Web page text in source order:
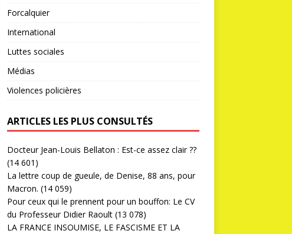
Forcalquier
International
Luttes sociales
Médias
Violences policières
ARTICLES LES PLUS CONSULTÉS
Docteur Jean-Louis Bellaton : Est-ce assez clair ??
(14 601)
La lettre coup de gueule, de Denise, 88 ans, pour
Macron. (14 059)
Pour ceux qui le prennent pour un bouffon: Le CV
du Professeur Didier Raoult (13 078)
LA FRANCE INSOUMISE, LE FASCISME ET LA